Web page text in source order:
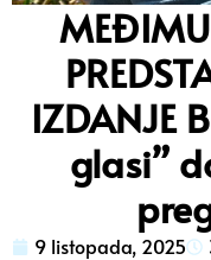
IZDANJE
glasi”
9 listopada, 2025